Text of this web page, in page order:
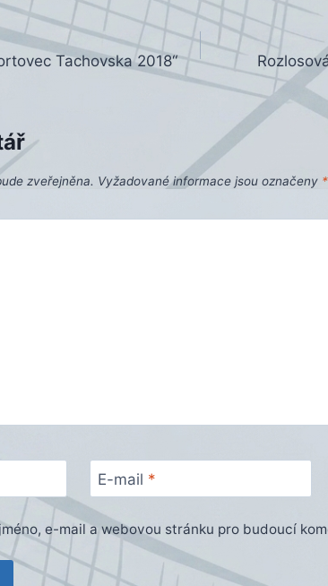
Tachovska 2018“
zveřejněna. Vyžadované informace jsou označeny *
E-mail *
e-mail a webovou stránku pro budoucí